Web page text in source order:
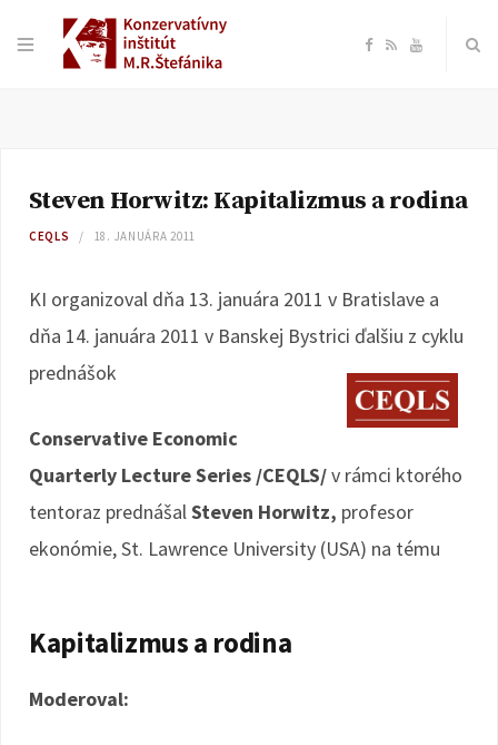
F
e
o
k
R Y
T
e
Steven Horwitz: Kapitalizmus a rodina
CEQLS 18. JANUÁRA 2011
KI organizoval dňa 13. januára 2011 v Bratislave a
dňa 14. januára 2011 v Banskej Bystrici ďalšiu z cyklu
prednášok
Conservative Economic
Quarterly Lecture Series /CEQLS/v rámci ktorého
tentoraz prednášalSteven Horwitz, profesor
ekonómie, St. Lawrence University (USA) na tému
Kapitalizmus a rodina
Moderoval: